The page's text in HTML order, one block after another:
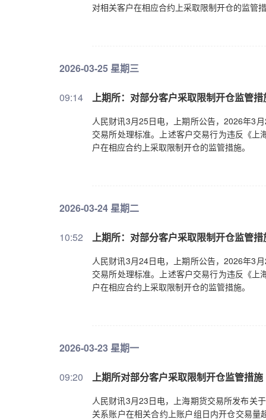
对相关客户在相应合约上采取限制开仓的监管
2026-03-25 星期三
09:14 上期所：对部分客户采取限制开仓监管措
人民财讯3月25日电，上期所公告，2026年3
交易所处理标准。上述客户交易行为违反《
户在相应合约上采取限制开仓的监管措施。
2026-03-24 星期二
10:52 上期所：对部分客户采取限制开仓监管措
人民财讯3月24日电，上期所公告，2026年3
交易所处理标准。上述客户交易行为违反《
户在相应合约上采取限制开仓的监管措施。
2026-03-23 星期一
09:20 上期所对部分客户采取限制开仓监管措施
人民财讯3月23日电，上海期货交易所发布关
关系账户在相关合约上账户组日内开仓交易